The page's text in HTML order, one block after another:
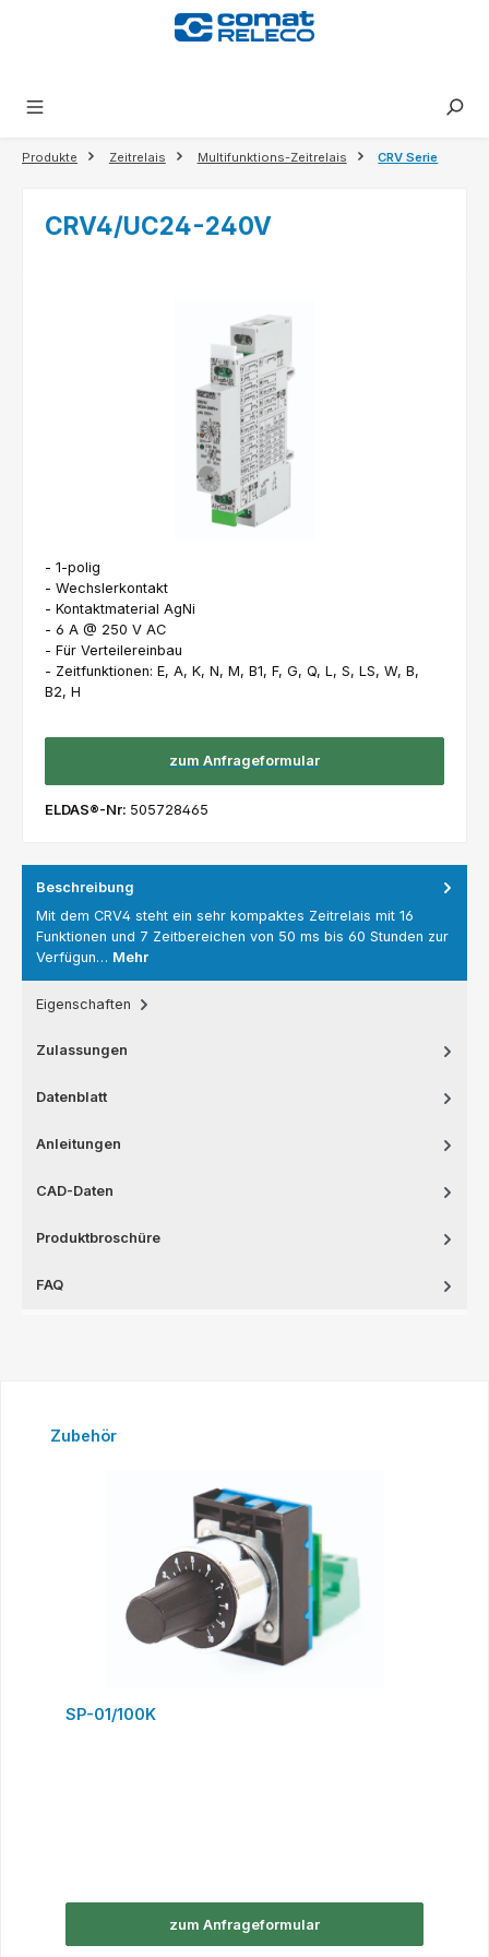
Produkte Zeitrelais Multifunktions-Zeitrelais CRV Serie
CRV4/UC24-240V
- 1-polig
- Wechslerkontakt
- Kontaktmaterial AgNi
- 6 A @ 250 V AC
- Für Verteilereinbau
- Zeitfunktionen: E, A, K, N, M, B1, F, G, Q, L, S, LS, W, B,
B2, H
zum Anfrageformular
ELDAS®-Nr: 505728465
Beschreibung
Mit dem CRV4 steht ein sehr kompaktes Zeitrelais mit 16
Funktionen und 7 Zeitbereichen von 50 ms bis 60 Stunden zur
Verfügun… Mehr
Eigenschaften
Zulassungen
Datenblatt
Anleitungen
CAD-Daten
Produktbroschüre
FAQ
Produktgalerie überspringen
Zubehör
SP-01/100K
zum Anfrageformular